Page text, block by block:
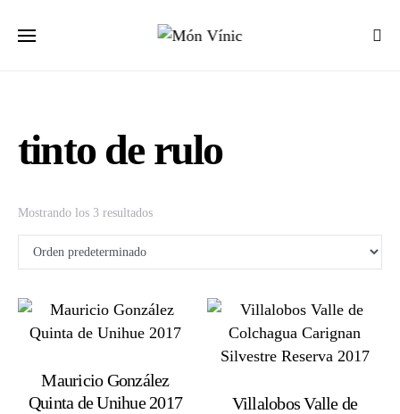
tinto de rulo
Mostrando los 3 resultados
Mauricio González
Quinta de Unihue 2017
Villalobos Valle de